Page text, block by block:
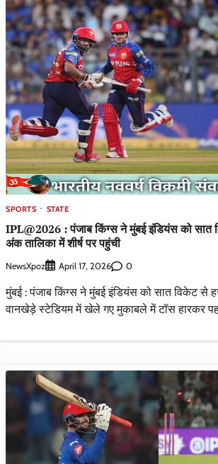
SPORTS STATE
IPL@2026 : पंजाब किंग्स ने मुंबई इंडियंस को सात
अंक तालिका में शीर्ष पर पहुंची
NewsXpoz April 17, 2026 0
मुंबई : पंजाब किंग्स ने मुंबई इंडियंस को सात विकेट से
वानखेड़े स्टेडियम में खेले गए मुकाबले में टॉस हारकर